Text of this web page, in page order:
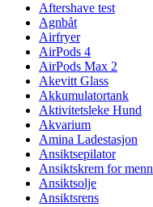
Aftershave test
Agnbåt
Airfryer
AirPods 4
AirPods Max 2
Akevitt Glass
Akkumulatortank
Aktivitetsleke Hund
Akvarium
Amina Ladestasjon
Ansiktsepilator
Ansiktskrem for menn
Ansiktsolje
Ansiktsrens